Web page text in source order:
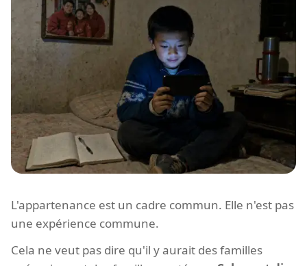
L'appartenance est un cadre commun. Elle n'est pas
une expérience commune.
Cela ne veut pas dire qu'il y aurait des familles